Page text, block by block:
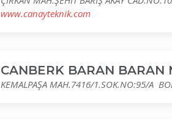
www.canayteknik.com
CANBERK BARAN BARAN
KEMALPAŞA MAH.7416/1.SOK.NO:95/A